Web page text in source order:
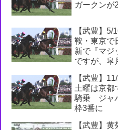
ガークンが
【武豊】
鞍・東京
新で『マジ
ですが、皐
け止めてい
【武豊】
土曜は京都
騎乗 ジャ
枠3番に
【武豊】